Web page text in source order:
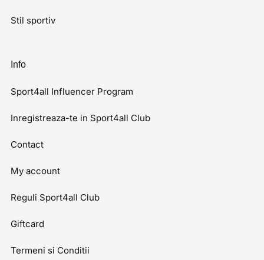
Stil sportiv
Info
Sport4all Influencer Program
Inregistreaza-te in Sport4all Club
Contact
My account
Reguli Sport4all Club
Giftcard
Termeni si Conditii